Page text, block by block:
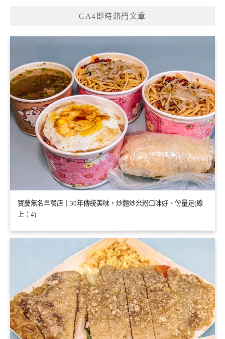
GA4即時熱門文章
寶慶無名早餐店｜30年傳統美味，炒麵炒米粉口味好、份量足(線
上：4)